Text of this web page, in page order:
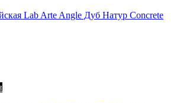
Lab Arte Angle Дуб Натур Concrete